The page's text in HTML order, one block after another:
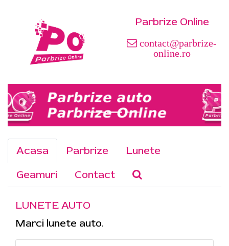
Parbrize Online
contact@parbrize-
online.ro
Acasa Parbrize
Lunete
Geamuri
Contact
LUNETE AUTO
Marci lunete auto.